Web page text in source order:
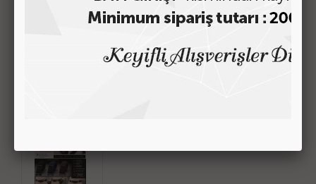
KOLON-02 OTOMATİK TOKA
Fiyatı Görmek için Tıklayın